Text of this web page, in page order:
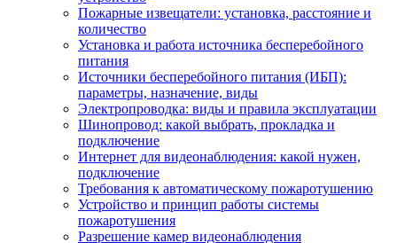
Пожарные извещатели: установка, расстояние и
количество
Установка и работа источника бесперебойного
питания
Источники бесперебойного питания (ИБП):
параметры, назначение, виды
Электропроводка: виды и правила эксплуатации
Шинопровод: какой выбрать, прокладка и
подключение
Интернет для видеонаблюдения: какой нужен,
подключение
Требования к автоматическому пожаротушению
Устройство и принцип работы системы
пожаротушения
Разрешение камер видеонаблюдения